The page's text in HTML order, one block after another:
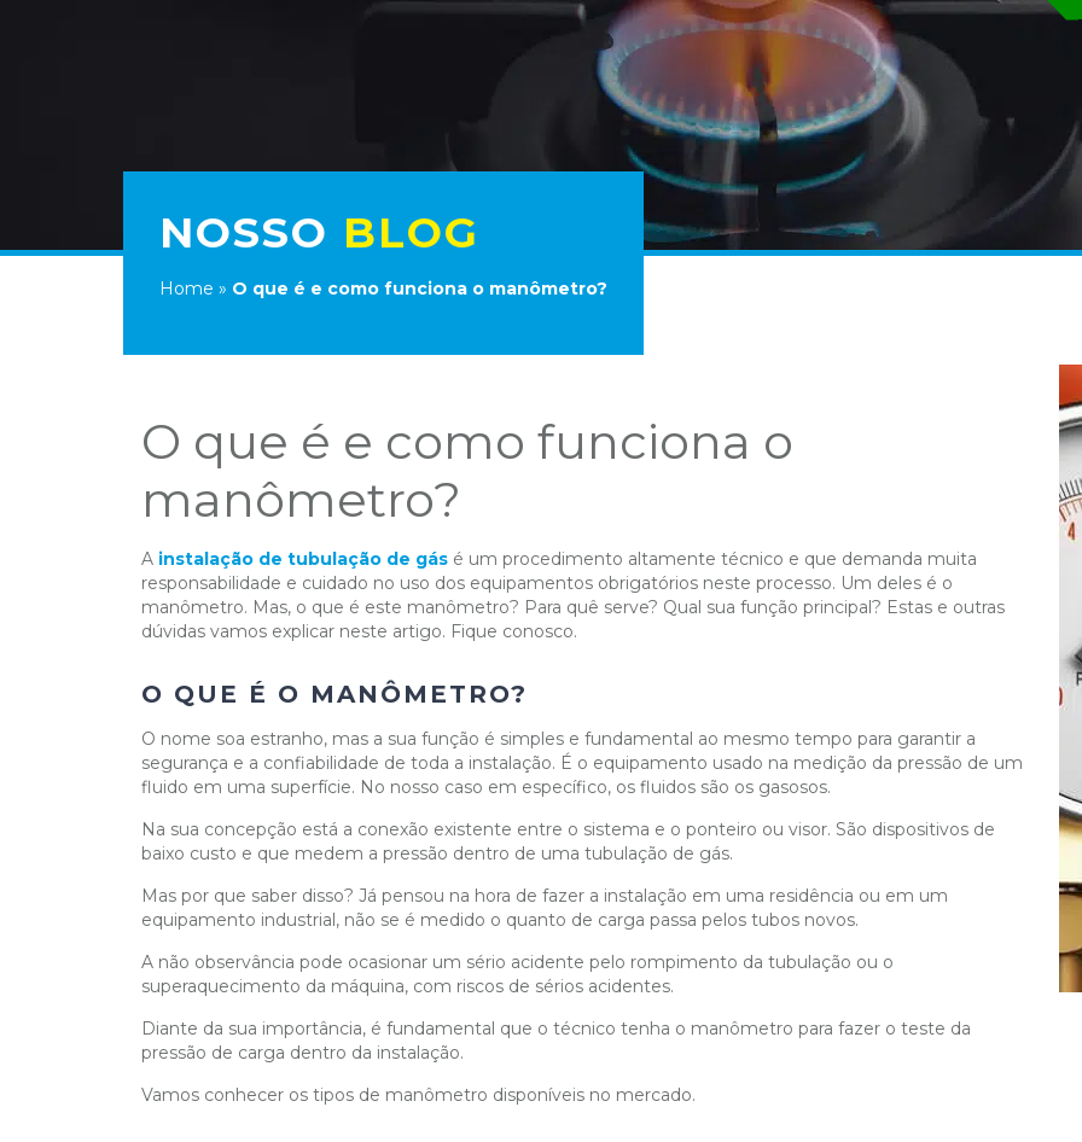
(REGISTRO)
NOSSO BLOG
Home » O que é e como funciona o manômetro?
O que é e como funciona o
manômetro?
A instalação de tubulação de gás é um procedimento altamente técnico e que demanda muita
responsabilidade e cuidado no uso dos equipamentos obrigatórios neste processo. Um deles é o
manômetro. Mas, o que é este manômetro? Para quê serve? Qual sua função principal? Estas e outras
dúvidas vamos explicar neste artigo. Fique conosco.
O QUE É O MANÔMETRO?
O nome soa estranho, mas a sua função é simples e fundamental ao mesmo tempo para garantir a
segurança e a confiabilidade de toda a instalação. É o equipamento usado na medição da pressão de um
fluido em uma superfície. No nosso caso em específico, os fluidos são os gasosos.
Na sua concepção está a conexão existente entre o sistema e o ponteiro ou visor. São dispositivos de
baixo custo e que medem a pressão dentro de uma tubulação de gás.
Mas por que saber disso? Já pensou na hora de fazer a instalação em uma residência ou em um
equipamento industrial, não se é medido o quanto de carga passa pelos tubos novos.
A não observância pode ocasionar um sério acidente pelo rompimento da tubulação ou o
superaquecimento da máquina, com riscos de sérios acidentes.
Diante da sua importância, é fundamental que o técnico tenha o manômetro para fazer o teste da
pressão de carga dentro da instalação.
Vamos conhecer os tipos de manômetro disponíveis no mercado.